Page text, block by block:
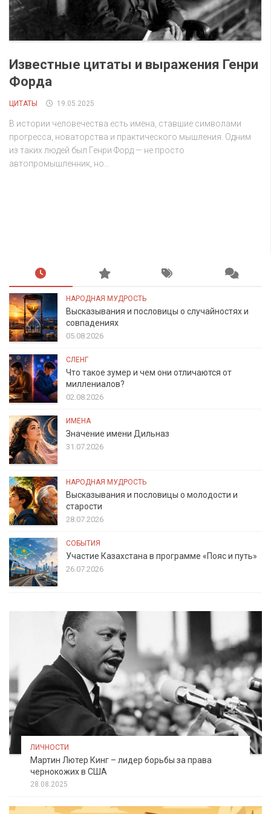
Известные цитаты и выражения Генри
Форда
ЦИТАТЫ 19.05.2025
В истории человечества есть имена, ставшие символами
прогресса, новаторства и практического мышления. Одним
из таких людей был Генри Форд — не просто
автопромышленник, но...
НАРОДНАЯ МУДРОСТЬ
Высказывания и пословицы о случайностях и
совпадениях
05.08.2026
СЛЕНГ
Что такое зумер и чем они отличаются от
миллениалов?
02.08.2026
ИМЕНА
Значение имени Дильназ
31.07.2026
НАРОДНАЯ МУДРОСТЬ
Высказывания и пословицы о молодости и
старости
28.07.2026
СОБЫТИЯ
Участие Казахстана в программе «Пояс и путь»
26.07.2026
ЛИЧНОСТИ
Мартин Лютер Кинг – лидер борьбы за права
чернокожих в США
28.08.2025